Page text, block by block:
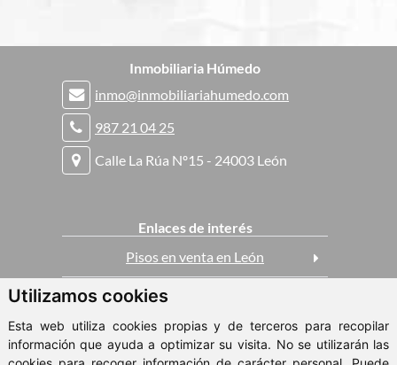
Utilizamos cookies
Esta web utiliza cookies propias y de terceros para recopilar
información que ayuda a optimizar su visita. No se utilizarán las
Inmobiliaria Húmedo
inmo@inmobiliariahumedo.com
987 21 04 25
Calle La Rúa Nº15 - 24003 León
Enlaces de interés
Pisos en venta en León
Casas en venta en León
Pisos en alquiler en León